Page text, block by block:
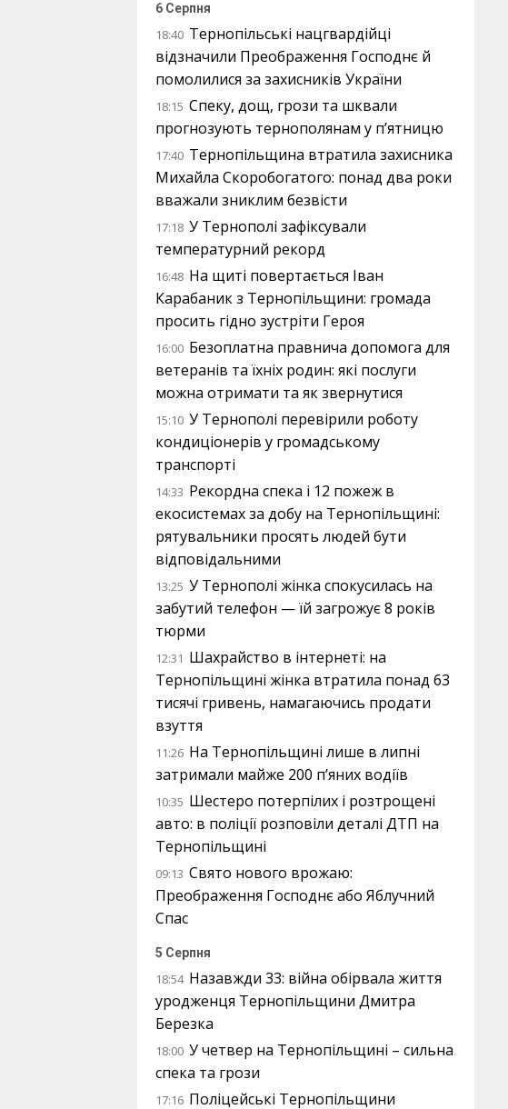
6 Серпня
18:40 Тернопільські нацгвардійці
відзначили Преображення Господнє й
помолилися за захисників України
18:15 Спеку, дощ, грози та шквали
прогнозують тернополянам у п’ятницю
17:40 Тернопільщина втратила захисника
Михайла Скоробогатого: понад два роки
вважали зниклим безвісти
17:18 У Тернополі зафіксували
температурний рекорд
16:48 На щиті повертається Іван
Карабаник з Тернопільщини: громада
просить гідно зустріти Героя
16:00 Безоплатна правнича допомога для
ветеранів та їхніх родин: які послуги
можна отримати та як звернутися
15:10 У Тернополі перевірили роботу
кондиціонерів у громадському
транспорті
14:33 Рекордна спека і 12 пожеж в
екосистемах за добу на Тернопільщині:
рятувальники просять людей бути
відповідальними
13:25 У Тернополі жінка спокусилась на
забутий телефон — їй загрожує 8 років
тюрми
12:31 Шахрайство в інтернеті: на
Тернопільщині жінка втратила понад 63
тисячі гривень, намагаючись продати
взуття
11:26 На Тернопільщині лише в липні
затримали майже 200 п’яних водіїв
10:35 Шестеро потерпілих і розтрощені
авто: в поліції розповіли деталі ДТП на
Тернопільщині
09:13 Свято нового врожаю:
Преображення Господнє або Яблучний
Спас
5 Серпня
18:54 Назавжди 33: війна обірвала життя
уродженця Тернопільщини Дмитра
Березка
18:00 У четвер на Тернопільщині – сильна
спека та грози
17:16 Поліцейські Тернопільщини